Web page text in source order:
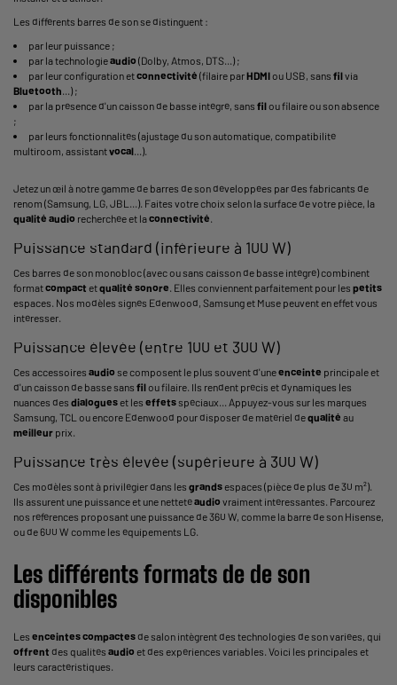
Les différents barres de son se distinguent :
par leur puissance ;
par la technologieaudio (Dolby, Atmos, DTS...) ;
par leur configuration etconnectivité (filaire parHDMIou USB, sans filvia
Bluetooth...) ;
par la présence d'un caisson de basse intégré, sans filou filaire ou son absence
;
par leurs fonctionnalités (ajustage du son automatique, compatibilité
multiroom, assistantvocal...).
Jetez un œil à notre gamme de barres de son développées par des fabricants de
renom (Samsung, LG, JBL...). Faites votre choix selon la surface de votre pièce, la
qualité audio recherchée et laconnectivité.
Puissance standard (inférieure à 100 W)
Ces barres de son monobloc (avec ou sans caisson de basse intégré) combinent
formatcompact etqualité sonore. Elles conviennent parfaitement pour les petits
espaces. Nos modèles signés Edenwood, Samsung et Muse peuvent en effet vous
intéresser.
Puissance élevée (entre 100 et 300 W)
Ces accessoires audio se composent le plus souvent d'uneenceinte principale et
d'un caisson de basse sans filou filaire. Ils rendent précis et dynamiques les
nuances des dialogueset les effetsspéciaux... Appuyez-vous sur les marques
Samsung, TCL ou encore Edenwood pour disposer de matériel dequalité au
meilleur prix.
Puissance très élevée (supérieure à 300 W)
Ces modèles sont à privilégier dans les grandsespaces (pièce de plus de 30 m²).
Ils assurent une puissance et une nettetéaudio vraiment intéressantes. Parcourez
nos références proposant une puissance de 360 W, comme la barre de son Hisense,
ou de 600 W comme les équipements LG.
Les différents formats de de son
disponibles
Les enceintescompactesde salon intègrent des technologies de son variées, qui
offrent des qualités audio et des expériences variables. Voici les principales et
leurs caractéristiques.